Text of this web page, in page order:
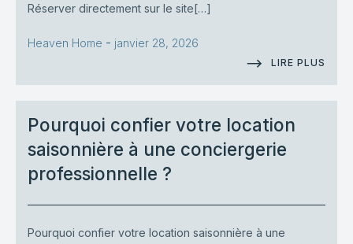
Réserver directement sur le site[…]
Heaven Home - janvier 28, 2026
LIRE PLUS
Pourquoi confier votre location
saisonnière à une conciergerie
professionnelle ?
Pourquoi confier votre location saisonnière à une